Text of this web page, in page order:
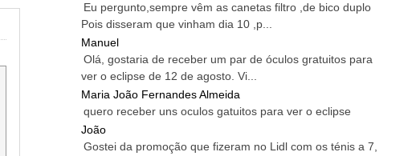
Eu pergunto,sempre vêm as canetas filtro ,de bico duplo
Pois disseram que vinham dia 10 ,p...
Manuel
Olá, gostaria de receber um par de óculos gratuitos para
ver o eclipse de 12 de agosto. Vi...
Maria João Fernandes Almeida
quero receber uns oculos gatuitos para ver o eclipse
João
Gostei da promoção que fizeram no Lidl com os ténis a 7,